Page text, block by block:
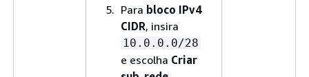
Para bloco IPv4
CIDR, insira
10.0.0.0/28
e escolha Criar